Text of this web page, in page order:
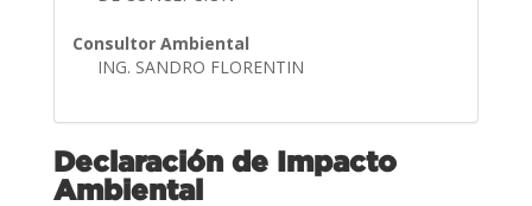
Consultor Ambiental
ING. SANDRO FLORENTIN
Declaración de Impacto
Ambiental